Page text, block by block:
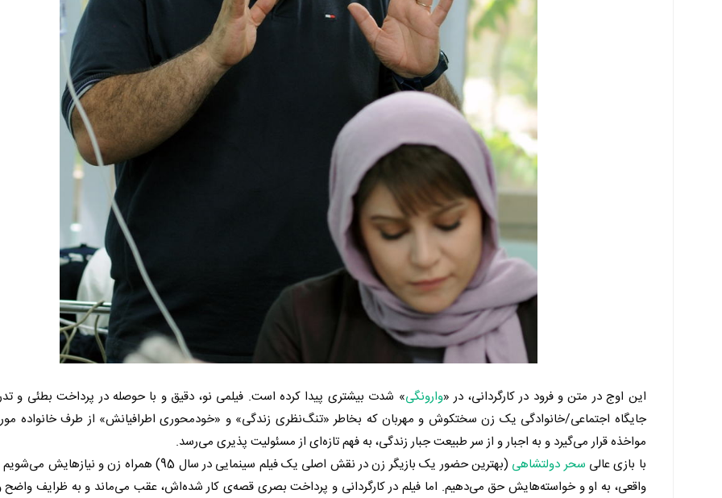
این اوج در متن و فرود در کارگردانی، در «وارونگی» شدت بیشتری پیدا کرده است. فیلمی نو، دقیق و با حوصله در پرداخت بطئی و
جایگاه اجتماعی/خانوادگی یک زن سختکوش و مهربان که بخاطر «تنگ‌نظری زندگی» و «خودمحوری اطرافیانش» از طرف خانواده‌
مواخذه قرار می‌گیرد و به اجبار و از سر طبیعت جبار زندگی، به فهم تازه‌ای از مسئولیت پذیری می‌رسد.
با بازی عالی سحر دولتشاهی
(بهترین حضور یک بازیگر زن در نقش اصلی یک فیلم سینمایی در سال 95) همراه زن و
واقعی، به او و خواسته‌هایش حق می‌دهیم. اما فیلم در کارگردانی و پرداخت بصری قصه‌ی کار شده‌اش، عقب می‌ماند و به ظرایف واضح